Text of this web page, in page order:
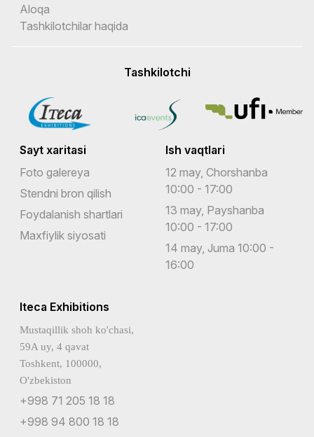
Aloqa
Tashkilotchilar haqida
Tashkilotchi
Sayt xaritasi
Foto galereya
Stendni bron qilish
Foydalanish shartlari
Maxfiylik siyosati
Ish vaqtlari
12 may, Chorshanba
10:00 - 17:00
13 may, Payshanba
10:00 - 17:00
14 may, Juma 10:00 -
16:00
Iteca Exhibitions
Mustaqillik shoh ko'chasi,
59A uy, 4 qavat
Toshkent, 100000,
O'zbekiston
+998 71 205 18 18
+998 94 800 18 18